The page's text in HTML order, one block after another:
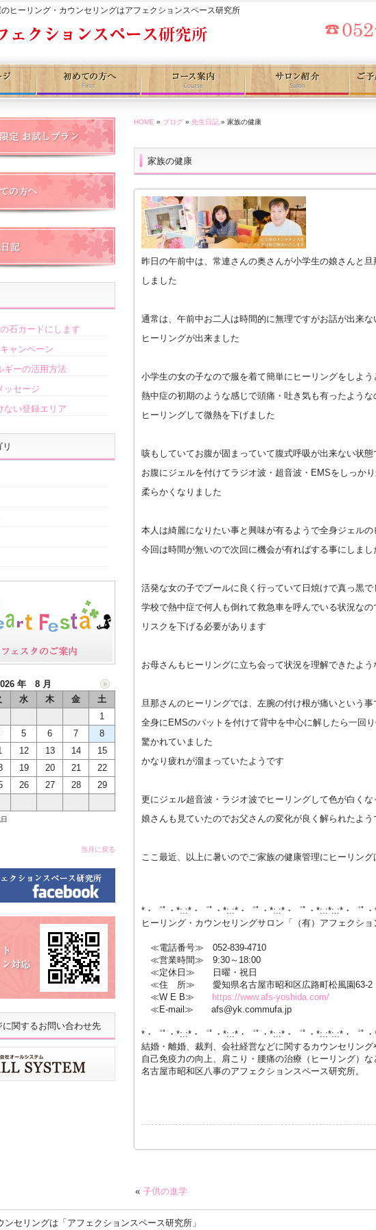
ヒーリング・カウンセリングはアフェクションスペース研究所
HOME » ブログ » 先生日記 » 家族の健康
家族の健康
昨日の午前中は、常連さんの奥さんが小学生の娘さんと
しました
通常は、午前中お二人は時間的に無理ですがお話が出来な
ヒーリングが出来ました
小学生の女の子なので服を着て簡単にヒーリングをしよ
熱中症の初期のような感じで頭痛・吐き気も有ったような
ヒーリングして微熱を下げました
咳もしていてお腹が固まっていて腹式呼吸が出来ない状
お腹にジェルを付けてラジオ波・超音波・EMSをしっか
柔らかくなりました
本人は綺麗になりたい事と興味が有るようで全身ジェル
今回は時間が無いので次回に機会が有ればする事にしまし
活発な女の子でプールに良く行っていて日焼けで真っ黒で
学校で熱中症で何人も倒れて救急車を呼んでいる状況な
リスクを下げる必要があります
お母さんもヒーリングに立ち会って状況を理解できたよ
旦那さんのヒーリングでは、左腕の付け根が痛いという事
全身にEMSのパットを付けて背中を中心に解したら一回
驚かれていました
かなり疲れが溜まっていたようです
更にジェル超音波・ラジオ波でヒーリングして色が白く
娘さんも見ていたのでお父さんの変化が良く解られたよう
ここ最近、以上に暑いのでご家族の健康管理にヒーリン
*・゜ﾟ・*:.:*・゜ﾟ・*:.:*・゜ﾟ・*:.:*・゜ﾟ・*:.:*:.:*・゜ﾟ
ヒーリング・カウンセリングサロン「（有）アフェクショ
≪電話番号≫ 052-839-4710
≪営業時間≫ 9:30～18:00
≪定休日≫ 日曜・祝日
≪住 所≫ 愛知県名古屋市昭和区広路町松風園63-2
≪W E B≫
https://www.afs-yoshida.com/
≪E-mail≫ afs@yk.commufa.jp
*・゜ﾟ・*:.:*・゜ﾟ・*:.:*・゜ﾟ・*:.:*・゜ﾟ・*:.:*:.:*・゜ﾟ
結婚・離婚、裁判、会社経営などに関するカウンセリング
自己免疫力の向上、肩こり・腰痛の治療（ヒーリング）な
名古屋市昭和区八事のアフェクションスペース研究所。
« 子供の進学
石カードにします
ャンペーン
ギーの活用方法
ッセージ
ない登録エリア
年 8 月
水 木 金
土
1
5 6 7
8
12 13 14
15
19 20 21
22
26 27 28
29
当月に戻る
に関するお問い合わせ先
ンセリングは「アフェクションスペース研究所」